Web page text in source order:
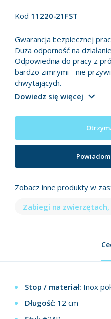
Kod 11220-21FST
Gwarancja bezpiecznej
Duża odporność na
Odpowiednia do pracy z
bardzo zimnymi - nie
chwytających.
Dowiedz się więcej
Zobacz inne produkty w
Zabiegi na
Stop / materiał: Inox
Długość: 12 cm